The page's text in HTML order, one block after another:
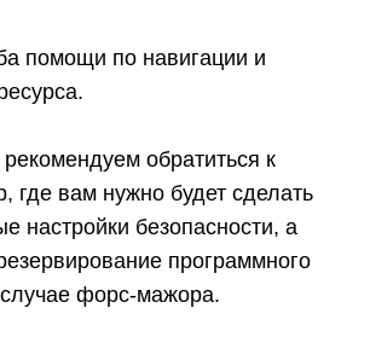
помощи по навигации и
обратиться к
где вам нужно будет сделать
настройки безопасности, а
программного
форс-мажора.